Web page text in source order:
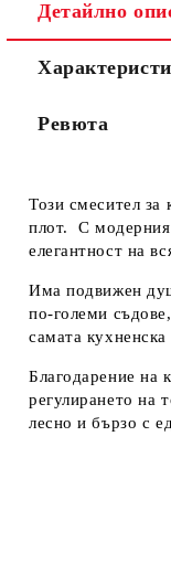
Детайлно
Ревюта
Този смесител за
плот. С
елегантност на
Има подвижен
по-големи
самата кухненска
Благодарение на
регулирането на
лесно и бързо с